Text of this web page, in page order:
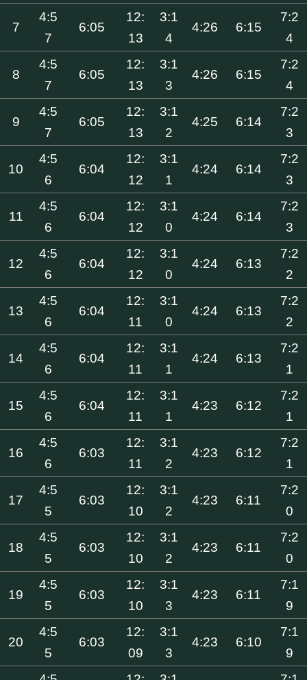
7
4:5
7
6:05
12:
13
3:1
4
4:26 6:15
7:2
4
8
4:5
7
6:05
12:
13
3:1
3
4:26 6:15
7:2
4
9
4:5
7
6:05
12:
13
3:1
2
4:25 6:14
7:2
3
10
4:5
6
6:04
12:
12
3:1
1
4:24 6:14
7:2
3
11
4:5
6
6:04
12:
12
3:1
0
4:24 6:14
7:2
3
12
4:5
6
6:04
12:
12
3:1
0
4:24 6:13
7:2
2
13
4:5
6
6:04
12:
11
3:1
0
4:24 6:13
7:2
2
14
4:5
6
6:04
12:
11
3:1
1
4:24 6:13
7:2
1
15
4:5
6
6:04
12:
11
3:1
1
4:23 6:12
7:2
1
16
4:5
6
6:03
12:
11
3:1
2
4:23 6:12
7:2
1
17
4:5
5
6:03
12:
10
3:1
2
4:23 6:11
7:2
0
18
4:5
5
6:03
12:
10
3:1
2
4:23 6:11
7:2
0
19
4:5
5
6:03
12:
10
3:1
3
4:23 6:11
7:1
9
20
4:5
5
6:03
12:
09
3:1
3
4:23 6:10
7:1
9